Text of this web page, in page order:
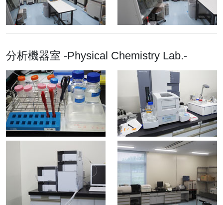
分析機器室 -Physical Chemistry Lab.-